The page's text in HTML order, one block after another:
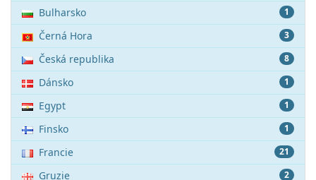
1
Bulharsko
3
Černá Hora
8
Česká republika
1
Dánsko
1
Egypt
1
Finsko
21
Francie
2
Gruzie